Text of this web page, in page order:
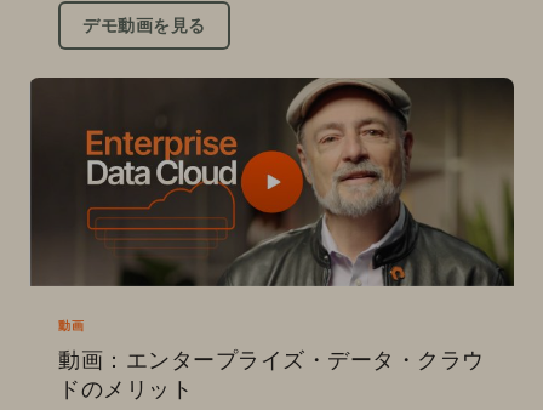
デモ動画を見る
動画
動画：エンタープライズ・データ・クラウ
ドのメリット